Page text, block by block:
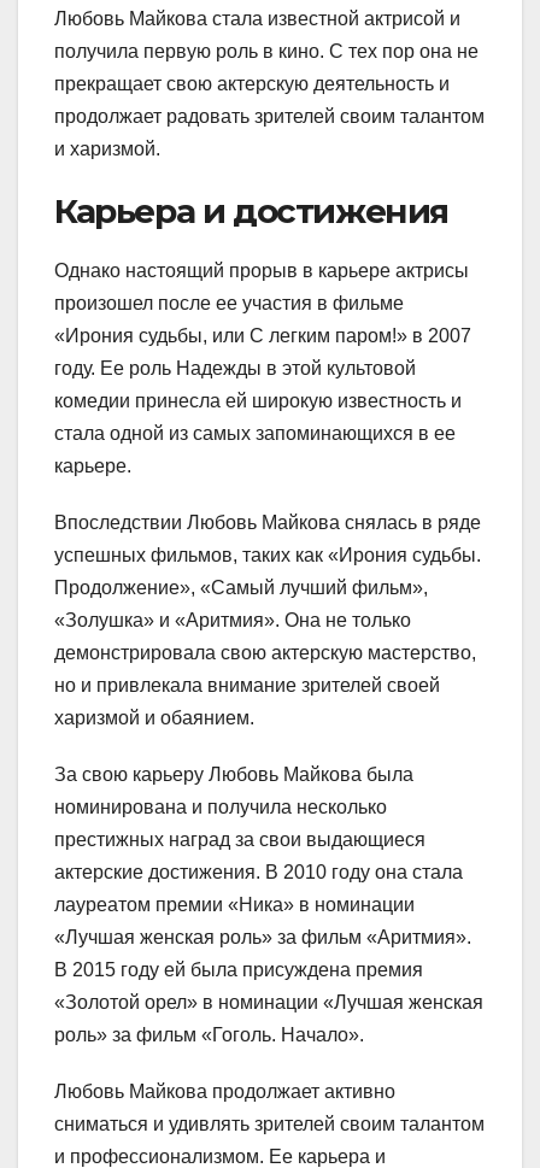
Любовь Майкова стала известной актрисой и
получила первую роль в кино. С тех пор она не
прекращает свою актерскую деятельность и
продолжает радовать зрителей своим талантом
и харизмой.
Карьера и достижения
Однако настоящий прорыв в карьере актрисы
произошел после ее участия в фильме
«Ирония судьбы, или С легким паром!» в 2007
году. Ее роль Надежды в этой культовой
комедии принесла ей широкую известность и
стала одной из самых запоминающихся в ее
карьере.
Впоследствии Любовь Майкова снялась в ряде
успешных фильмов, таких как «Ирония судьбы.
Продолжение», «Самый лучший фильм»,
«Золушка» и «Аритмия». Она не только
демонстрировала свою актерскую мастерство,
но и привлекала внимание зрителей своей
харизмой и обаянием.
За свою карьеру Любовь Майкова была
номинирована и получила несколько
престижных наград за свои выдающиеся
актерские достижения. В 2010 году она стала
лауреатом премии «Ника» в номинации
«Лучшая женская роль» за фильм «Аритмия».
В 2015 году ей была присуждена премия
«Золотой орел» в номинации «Лучшая женская
роль» за фильм «Гоголь. Начало».
Любовь Майкова продолжает активно
сниматься и удивлять зрителей своим талантом
и профессионализмом. Ее карьера и